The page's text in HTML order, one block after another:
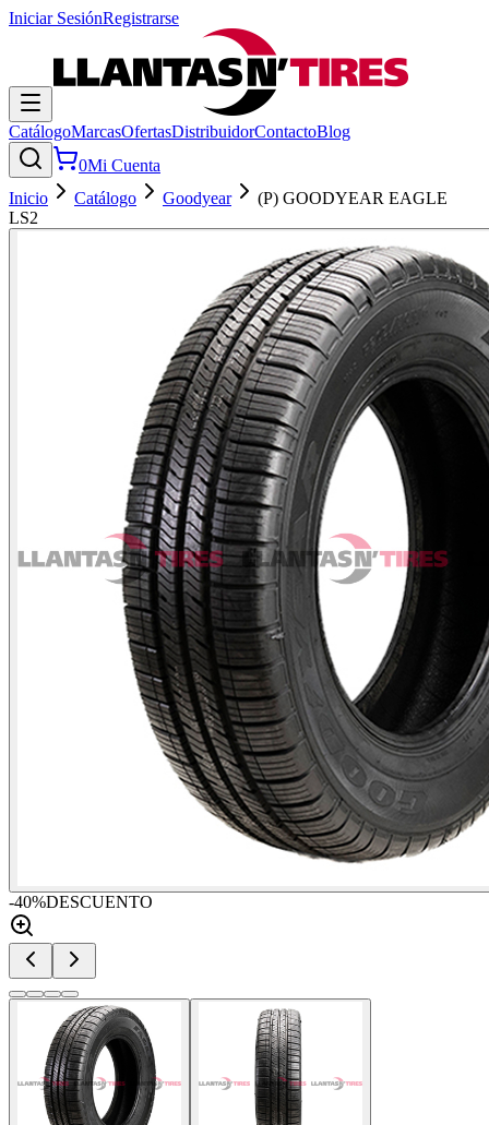
Iniciar SesiónRegistrarse
CatálogoMarcasOfertasDistribuidorContactoBlog
0Mi Cuenta
Inicio
Catálogo Goodyear
(P) GOODYEAR EAGLE
LS2
-40%DESCUENTO